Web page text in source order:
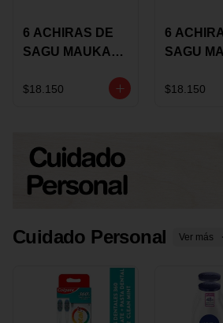
6 ACHIRAS DE
SAGU MAUKA
$18.150
6
SAGU
GRS
$18.150
Cuidado Personal Ver más